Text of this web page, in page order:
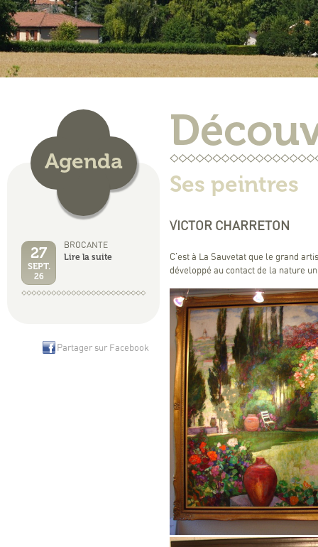
Agenda
27
SEPT.
26
BROCANTE
Lire la suite
Partager sur Facebook
Ses peintres
VICTOR CHARRETON
C'est à La Sauvetat que le grand
développé au contact de la nature